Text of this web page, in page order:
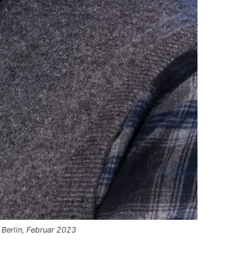
Februar 2023